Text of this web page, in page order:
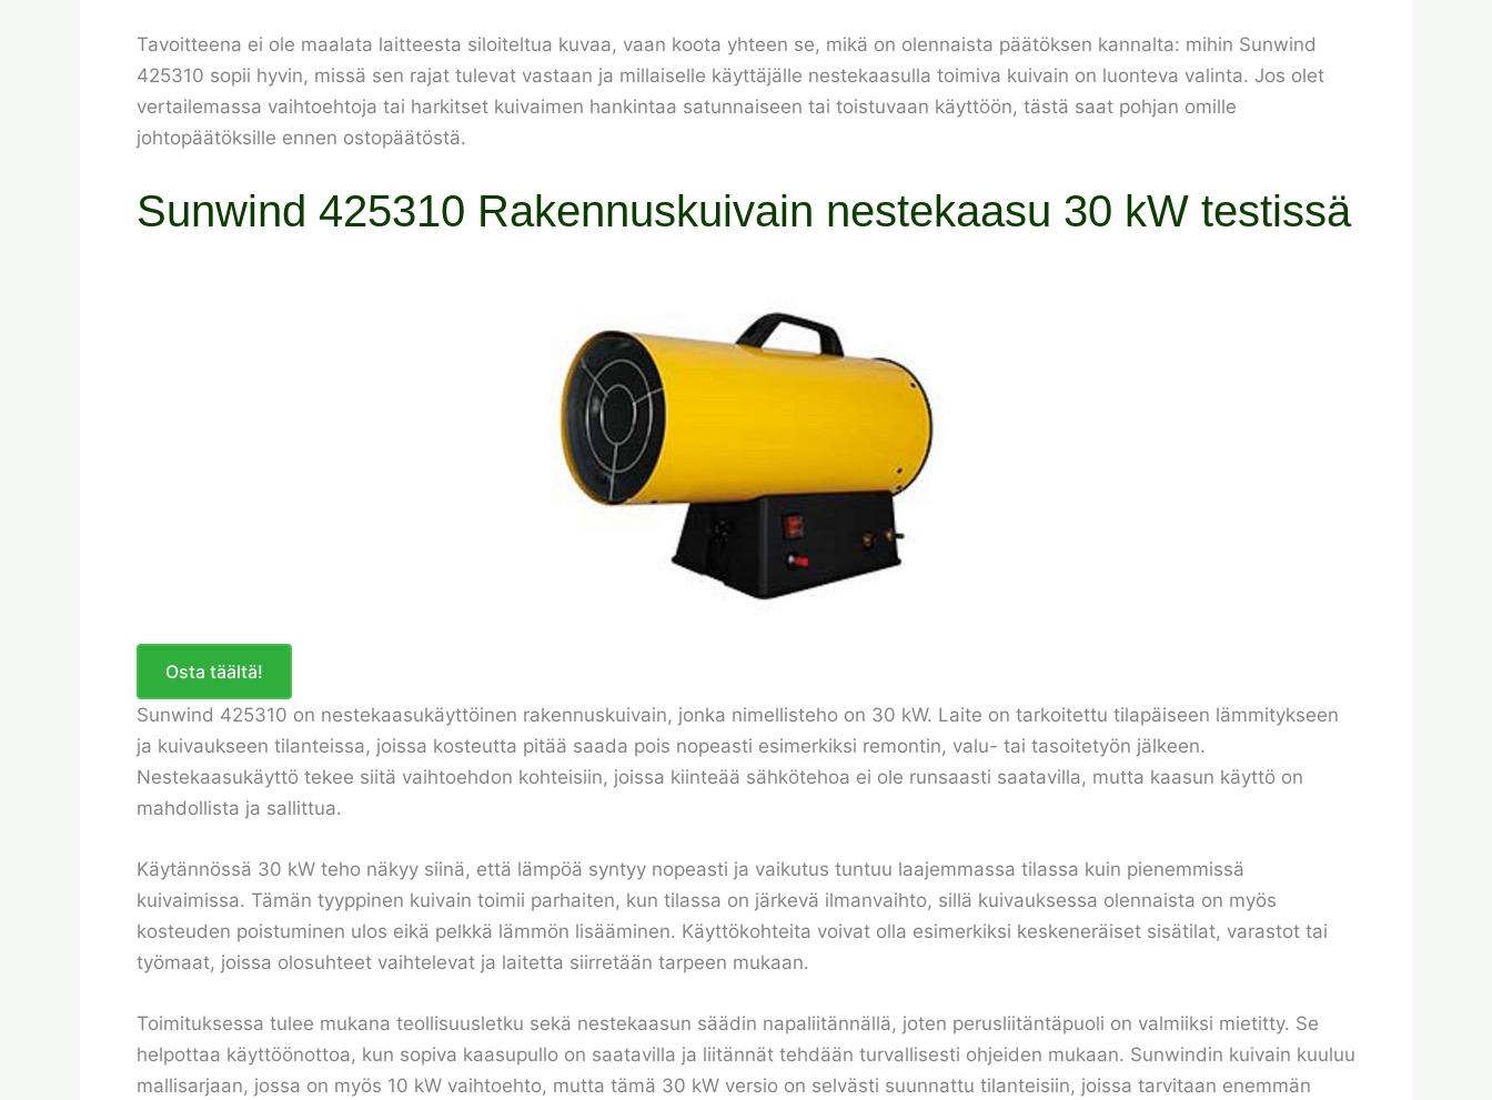
Tavoitteena ei ole maalata laitteesta siloiteltua kuvaa, vaan koota yhteen se, mikä on olennaista päätöksen kannalta: mihin Sunwind
425310 sopii hyvin, missä sen rajat tulevat vastaan ja millaiselle käyttäjälle nestekaasulla toimiva kuivain on luonteva valinta. Jos olet
vertailemassa vaihtoehtoja tai harkitset kuivaimen hankintaa satunnaiseen tai toistuvaan käyttöön, tästä saat pohjan omille
johtopäätöksille ennen ostopäätöstä.
Sunwind 425310 Rakennuskuivain nestekaasu 30 kW testissä
Osta täältä!
Sunwind 425310 on nestekaasukäyttöinen rakennuskuivain, jonka nimellisteho on 30 kW. Laite on tarkoitettu tilapäiseen lämmitykseen
ja kuivaukseen tilanteissa, joissa kosteutta pitää saada pois nopeasti esimerkiksi remontin, valu- tai tasoitetyön jälkeen.
Nestekaasukäyttö tekee siitä vaihtoehdon kohteisiin, joissa kiinteää sähkötehoa ei ole runsaasti saatavilla, mutta kaasun käyttö on
mahdollista ja sallittua.
Käytännössä 30 kW teho näkyy siinä, että lämpöä syntyy nopeasti ja vaikutus tuntuu laajemmassa tilassa kuin pienemmissä
kuivaimissa. Tämän tyyppinen kuivain toimii parhaiten, kun tilassa on järkevä ilmanvaihto, sillä kuivauksessa olennaista on myös
kosteuden poistuminen ulos eikä pelkkä lämmön lisääminen. Käyttökohteita voivat olla esimerkiksi keskeneräiset sisätilat, varastot tai
työmaat, joissa olosuhteet vaihtelevat ja laitetta siirretään tarpeen mukaan.
Toimituksessa tulee mukana teollisuusletku sekä nestekaasun säädin napaliitännällä, joten perusliitäntäpuoli on valmiiksi mietitty. Se
helpottaa käyttöönottoa, kun sopiva kaasupullo on saatavilla ja liitännät tehdään turvallisesti ohjeiden mukaan. Sunwindin kuivain kuuluu
mallisarjaan, jossa on myös 10 kW vaihtoehto, mutta tämä 30 kW versio on selvästi suunnattu tilanteisiin, joissa tarvitaan enemmän